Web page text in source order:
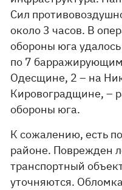
Сил
около 3 часов. В
обороны юга
по 7
Одесщине, 2 – на
Кировоградщине, –
обороны юга.
К сожалению, есть
районе. Поврежден
транспортный
уточняются.